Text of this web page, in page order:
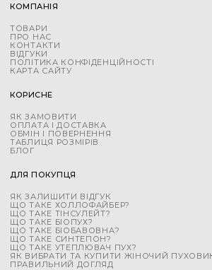
КОМПАНІЯ
ТОВАРИ
ПРО НАС
КОНТАКТИ
ВІДГУКИ
ПОЛІТИКА КОНФІДЕНЦІЙНОСТІ
КАРТА САЙТУ
КОРИСНЕ
ЯК ЗАМОВИТИ
ОПЛАТА І ДОСТАВКА
ОБМІН І ПОВЕРНЕННЯ
ТАБЛИЦЯ РОЗМІРІВ
БЛОГ
ДЛЯ ПОКУПЦЯ
ЯК ЗАЛИШИТИ ВІДГУК
ЩО ТАКЕ ХОЛЛОФАЙБЕР?
ЩО ТАКЕ ТІНСУЛЕЙТ?
ЩО ТАКЕ БІОПУХ?
ЩО ТАКЕ БІОБАВОВНА?
ЩО ТАКЕ СИНТЕПОН?
ЩО ТАКЕ УТЕПЛЮВАЧ ПУХ?
ЯК ВИБРАТИ ТА КУПИТИ ЖІНОЧИЙ
ПРАВИЛЬНИЙ ДОГЛЯД